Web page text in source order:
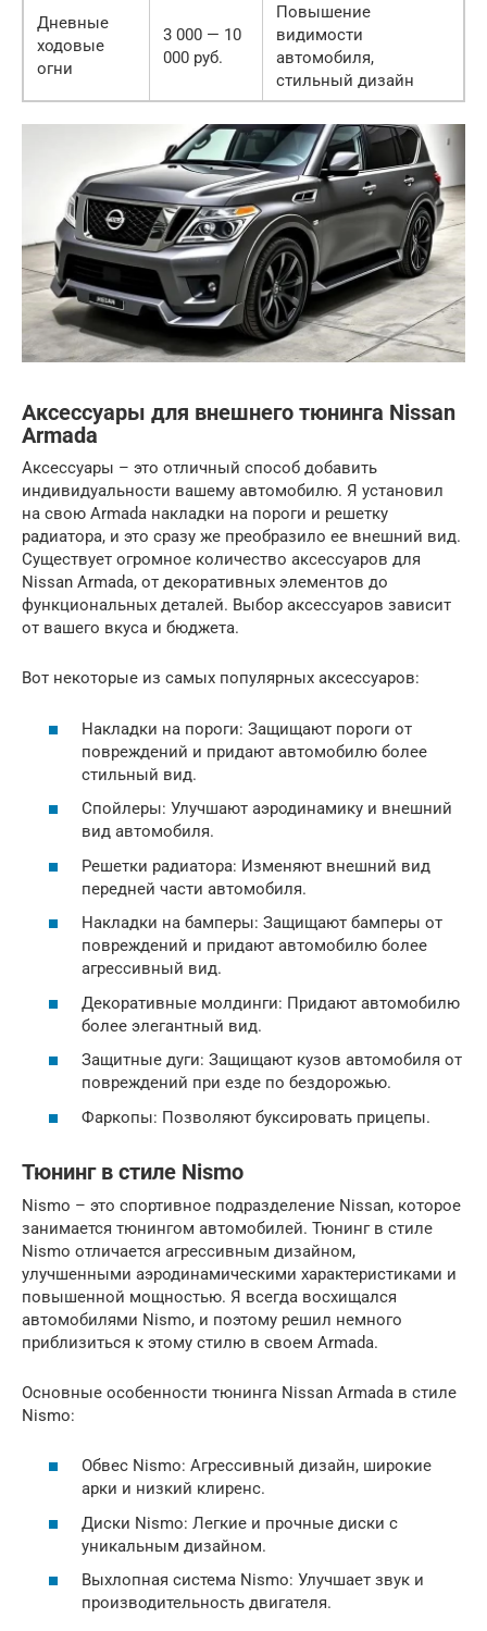
Дневные
ходовые
огни
3 000 — 10
000 руб.
Повышение
видимости
автомобиля,
стильный дизайн
Аксессуары для внешнего тюнинга Nissan
Armada
Аксессуары – это отличный способ добавить
индивидуальности вашему автомобилю. Я установил
на свою Armada накладки на пороги и решетку
радиатора, и это сразу же преобразило ее внешний вид.
Существует огромное количество аксессуаров для
Nissan Armada, от декоративных элементов до
функциональных деталей. Выбор аксессуаров зависит
от вашего вкуса и бюджета.
Вот некоторые из самых популярных аксессуаров:
Накладки на пороги: Защищают пороги от
повреждений и придают автомобилю более
стильный вид.
Спойлеры: Улучшают аэродинамику и внешний
вид автомобиля.
Решетки радиатора: Изменяют внешний вид
передней части автомобиля.
Накладки на бамперы: Защищают бамперы от
повреждений и придают автомобилю более
агрессивный вид.
Декоративные молдинги: Придают автомобилю
более элегантный вид.
Защитные дуги: Защищают кузов автомобиля от
повреждений при езде по бездорожью.
Фаркопы: Позволяют буксировать прицепы.
Тюнинг в стиле Nismo
Nismo – это спортивное подразделение Nissan, которое
занимается тюнингом автомобилей. Тюнинг в стиле
Nismo отличается агрессивным дизайном,
улучшенными аэродинамическими характеристиками и
повышенной мощностью. Я всегда восхищался
автомобилями Nismo, и поэтому решил немного
приблизиться к этому стилю в своем Armada.
Основные особенности тюнинга Nissan Armada в стиле
Nismo:
Обвес Nismo: Агрессивный дизайн, широкие
арки и низкий клиренс.
Диски Nismo: Легкие и прочные диски с
уникальным дизайном.
Выхлопная система Nismo: Улучшает звук и
производительность двигателя.